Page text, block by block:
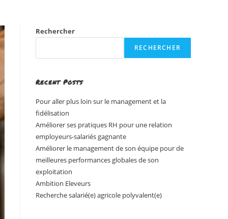
Rechercher
RECHERCHER
Recent Posts
Pour aller plus loin sur le management et la
fidélisation
Améliorer ses pratiques RH pour une relation
employeurs-salariés gagnante
Améliorer le management de son équipe pour de
meilleures performances globales de son
exploitation
Ambition Eleveurs
Recherche salarié(e) agricole polyvalent(e)